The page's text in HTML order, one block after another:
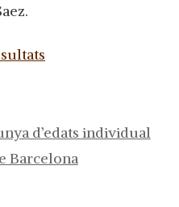
d’edats individual
Barcelona